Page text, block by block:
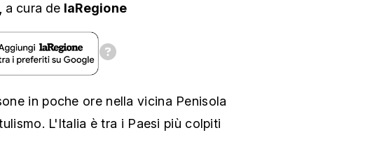
a cura de laRegione
in poche ore nella vicina Penisola
L'Italia è tra i Paesi più colpiti